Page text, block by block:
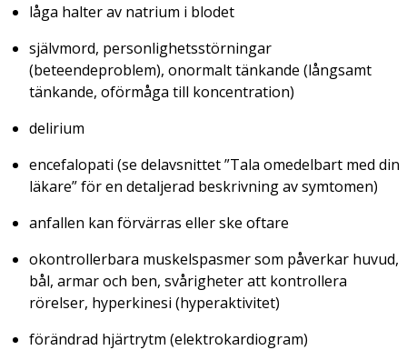
låga halter av natrium i blodet
självmord, personlighetsstörningar
(beteendeproblem), onormalt tänkande (långsamt
tänkande, oförmåga till koncentration)
delirium
encefalopati (se delavsnittet ”Tala omedelbart med din
läkare” för en detaljerad beskrivning av symtomen)
anfallen kan förvärras eller ske oftare
okontrollerbara muskelspasmer som påverkar huvud,
bål, armar och ben, svårigheter att kontrollera
rörelser, hyperkinesi (hyperaktivitet)
förändrad hjärtrytm (elektrokardiogram)